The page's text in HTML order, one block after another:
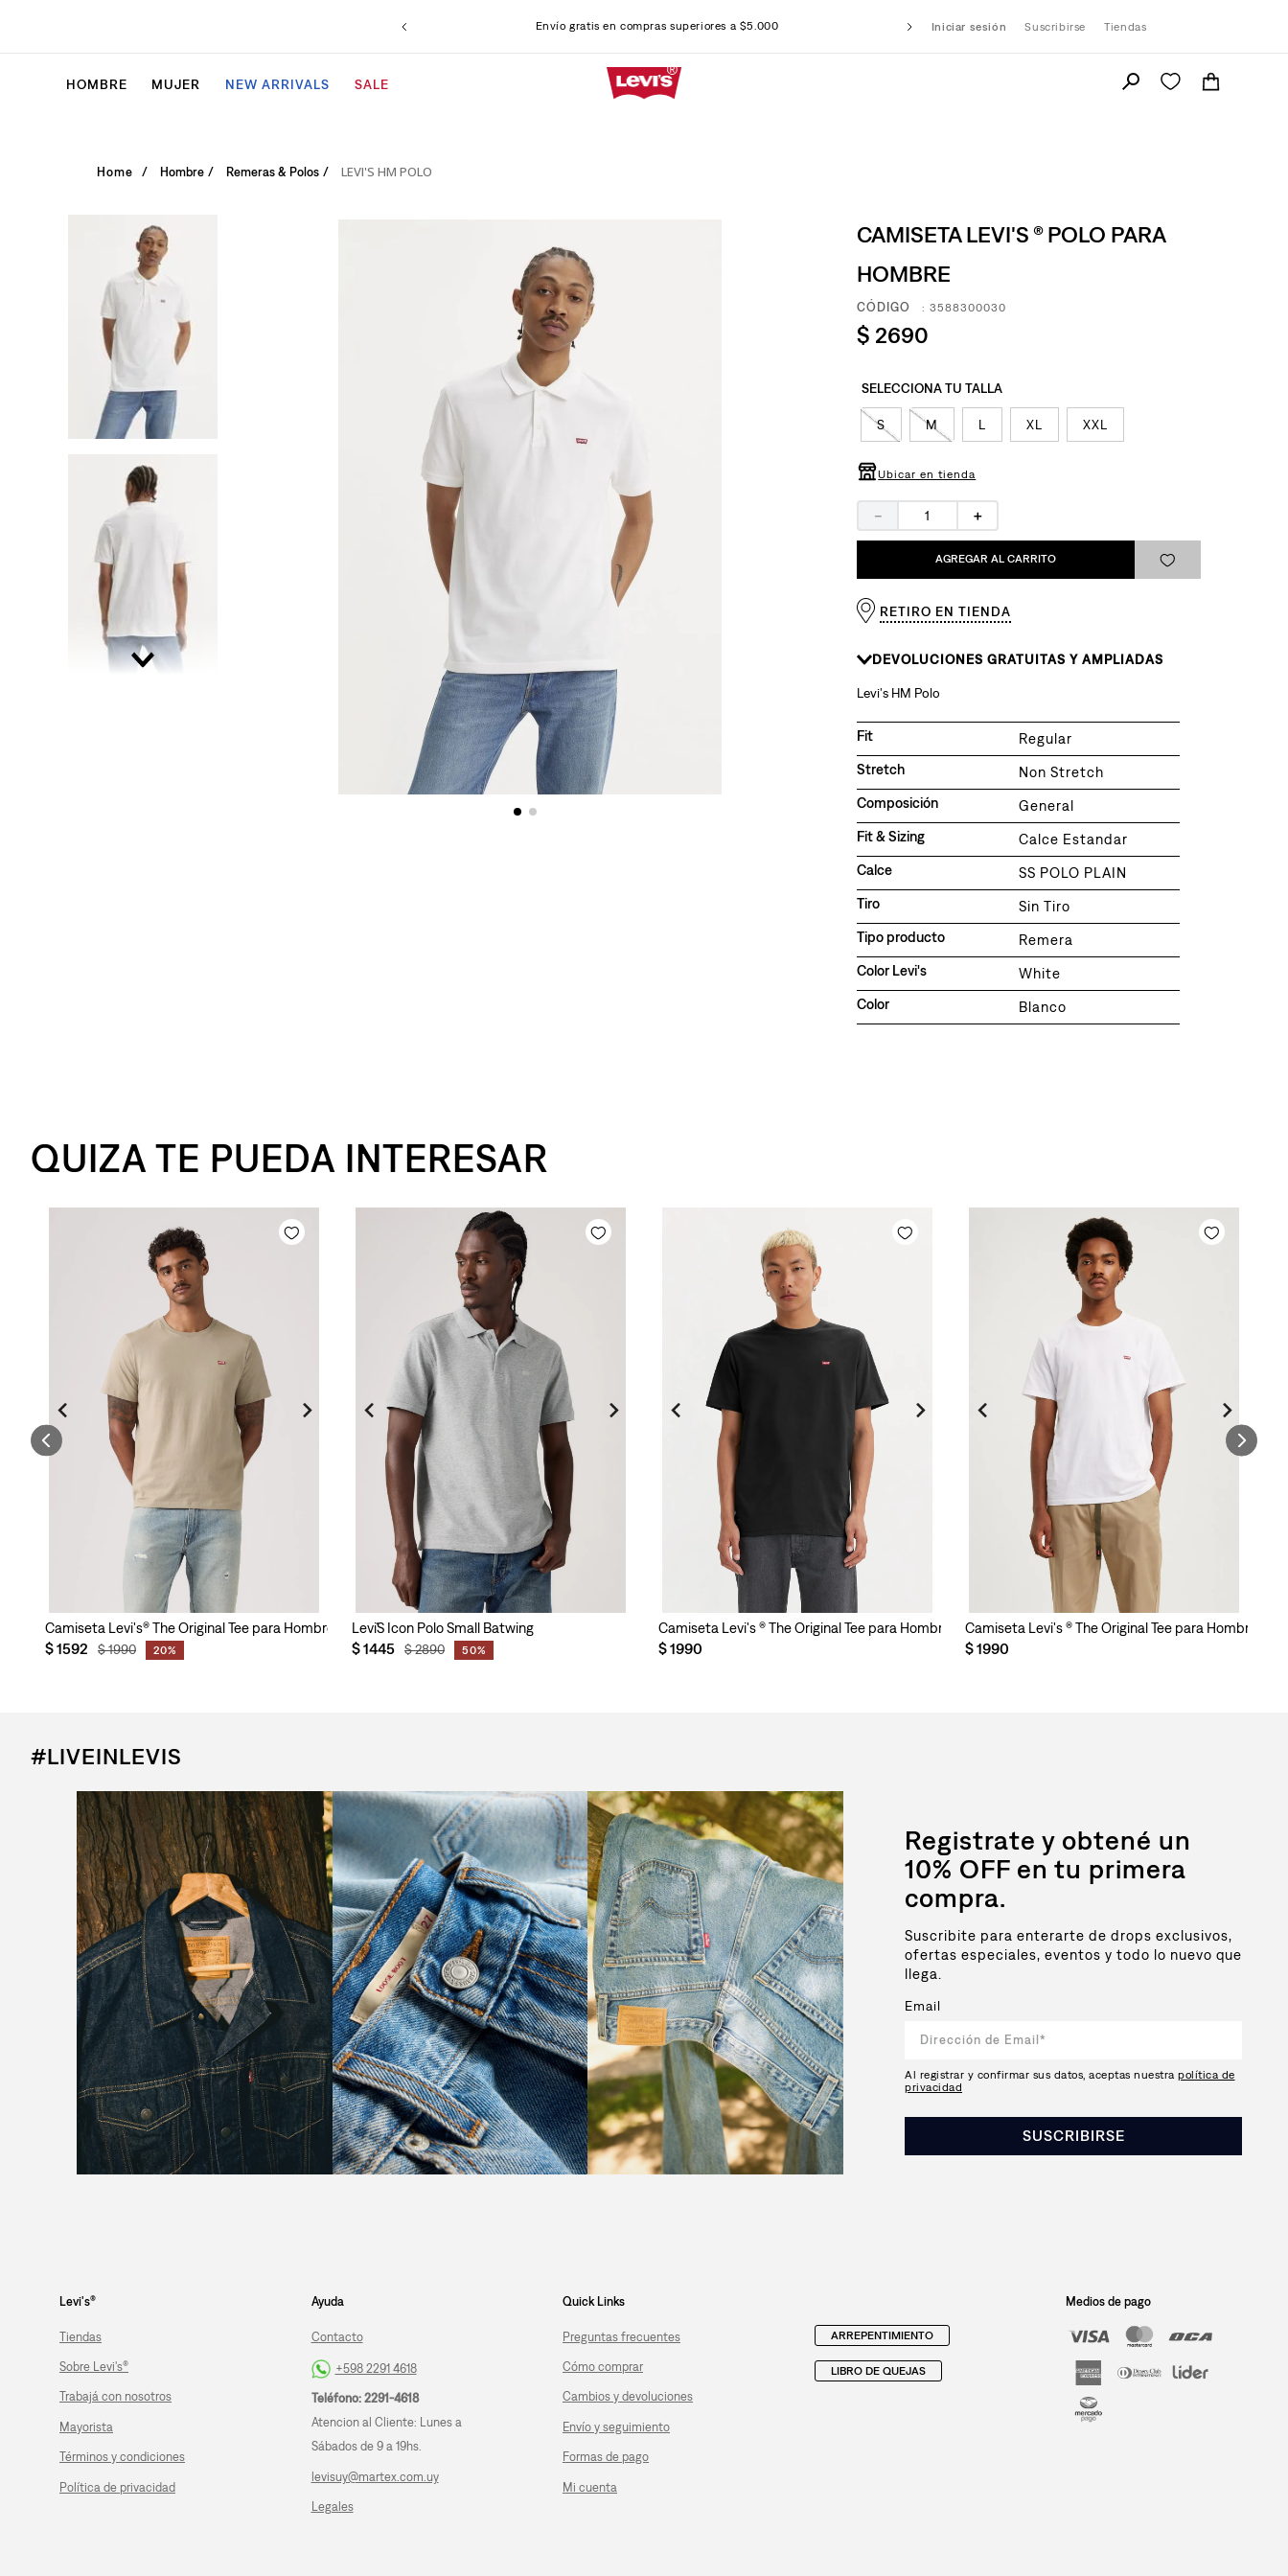
Envío gratis en compras superiores a $5.000 Iniciar sesión Suscribirse Tiendas
HOMBRE MUJER NEW ARRIVALS SALE
Hombre Remeras & Polos LEVI'S HM POLO
CAMISETA LEVI'S ® POLO PARA
HOMBRE
:3588300030
$ 2690
S M L XL XXL
Ubicar en tienda
＋
－
AGREGAR AL CARRITO
RETIRO EN TIENDA
DEVOLUCIONES GRATUITAS Y AMPLIADAS
Levi's HM Polo
Fit
Regular
Stretch
Non Stretch
Composición
General
Fit & Sizing
Calce Estandar
Calce
SS POLO PLAIN
Tiro
Sin Tiro
Tipo producto
Remera
Color Levi's
White
Color
Blanco
QUIZA TE PUEDA INTERESAR
HombreCamiseta Levi's® The Original Tee para Hombre
$1592 $1990 20%
Levi´S Icon Polo Small Batwing
$1445 $2890 50%
Camiseta Levi's ® The Original Tee para Hombre
$1990
Camiseta Levi's ® The Original Tee para Hombre
$1990
#LIVEINLEVIS
Registrate y obtené un
10% OFF en tu primera
compra.
Suscribite para enterarte de drops exclusivos,
ofertas especiales, eventos y todo lo nuevo que
llega.
Email
Al registrar y confirmar sus datos, aceptas nuestra política de
privacidad
SUSCRIBIRSE
Levi's®
Tiendas
Sobre Levi's®
Trabajá con nosotros
Mayorista
Términos y condiciones
Política de privacidad
Ayuda
Contacto
+598 2291 4618
Teléfono: 2291-4618
Atencion al Cliente: Lunes a
Sábados de 9 a 19hs.
levisuy@martex.com.uy
Legales
Quick Links
Preguntas frecuentes
Cómo comprar
Cambios y devoluciones
Envío y seguimiento
Formas de pago
Mi cuenta
ARREPENTIMIENTO
LIBRO DE QUEJAS
Medios de pago